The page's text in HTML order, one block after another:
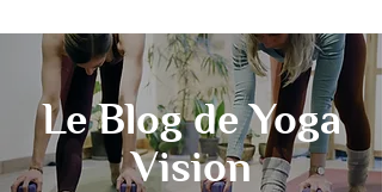
Le Blog de Yoga
Vision